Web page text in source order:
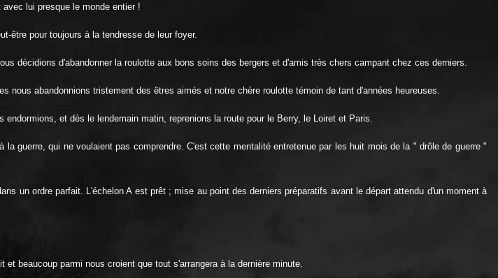
lui presque le monde entier !
être pour toujours à la tendresse de leur foyer.
décidions d'abandonner la roulotte aux bons soins des bergers et d'amis très chers campant chez ces derniers.
abandonnions tristement des êtres aimés et notre chère roulotte témoin de tant d'années heureuses.
et dès le lendemain matin, reprenions la route pour le Berry, le Loiret et Paris.
guerre, qui ne voulaient pas comprendre. C'est cette mentalité entretenue par les huit mois de la " drôle de guerre "
un ordre parfait. L'échelon A est prêt ; mise au point des derniers préparatifs avant le départ attendu d'un moment à
beaucoup parmi nous croient que tout s'arrangera à la dernière minute.